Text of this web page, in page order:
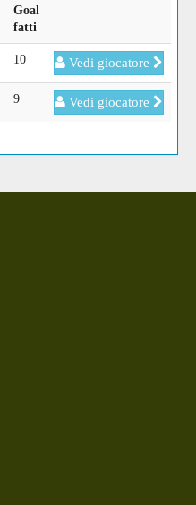
Goal
fatti
10 Vedi giocatore
9 Vedi giocatore